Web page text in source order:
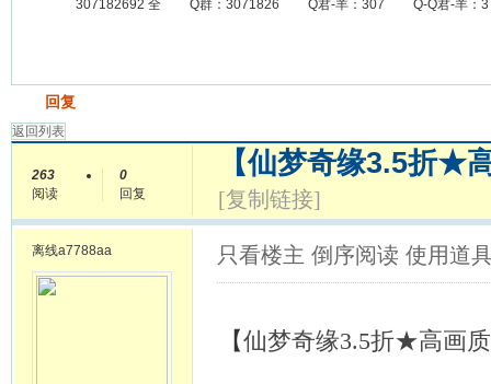
307182692 全 Q群：3071826 Q君-羊：307 Q-Q君-羊：3
回复
返回列表
263
阅读
0
回复
【仙梦奇缘3.5折★
[复制链接]
离线a7788aa 只看楼主 倒序阅读 使用道
【仙梦奇缘3.5折★高画